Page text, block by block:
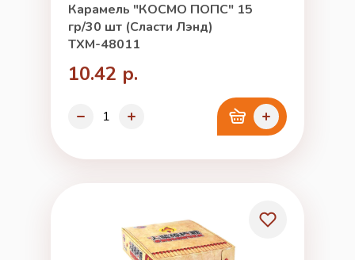
Карамель "КОСМО ПОПС" 15
гр/30 шт (Сласти Лэнд)
ТХМ-48011
10.42 р.